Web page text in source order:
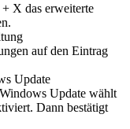
X das erweiterte
auf den Eintrag
Update
Update wählt
Dann bestätigt